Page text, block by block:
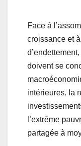
Face à
croissance et
doivent se
intérieures, la
l’extrême
partagée à